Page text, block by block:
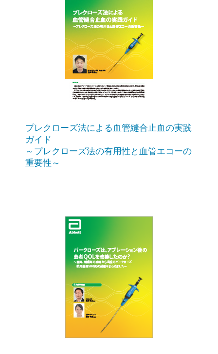
プレクローズ法による血管縫合止血の実践
ガイド
～プレクローズ法の有用性と血管エコーの
重要性～